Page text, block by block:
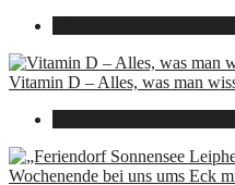
Vitamin D – Alles, was man